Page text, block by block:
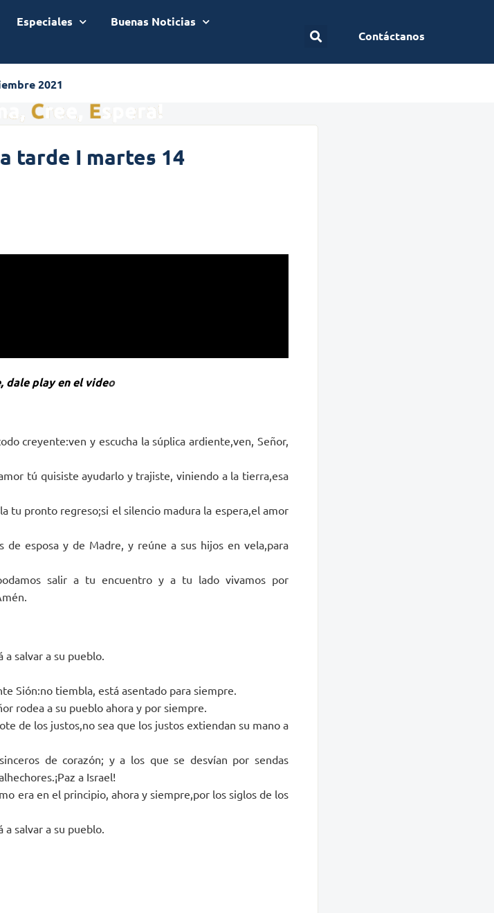
Especiales
Buenas Noticias
Contáctanos
2021
tarde I martes 14
dale play en el video
creyente:ven y escucha la súplica ardiente,ven, Señor,
tú quisiste ayudarlo y trajiste, viniendo a la tierra,esa
tu pronto regreso;si el silencio madura la espera,el amor
de esposa y de Madre, y reúne a sus hijos en vela,para
salir a tu encuentro y a tu lado vivamos por
salvar a su pueblo.
Sión:no tiembla, está asentado para siempre.
rodea a su pueblo ahora y por siempre.
de los justos,no sea que los justos extiendan su mano a
de corazón; y a los que se desvían por sendas
a Israel!
era en el principio, ahora y siempre,por los siglos de los
salvar a su pueblo.